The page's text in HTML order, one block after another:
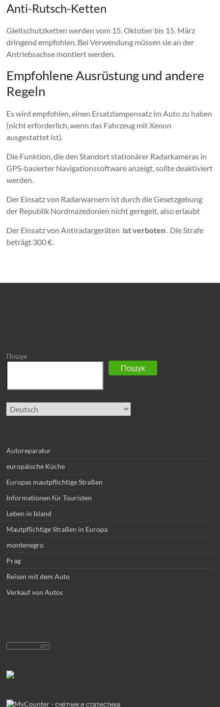
Anti-Rutsch-Ketten
Gleitschutzketten werden vom 15. Oktober bis 15. März
dringend empfohlen. Bei Verwendung müssen sie an der
Antriebsachse montiert werden.
Empfohlene Ausrüstung und andere
Regeln
Es wird empfohlen, einen Ersatzlampensatz im Auto zu haben
(nicht erforderlich, wenn das Fahrzeug mit Xenon
ausgestattet ist).
Die Funktion, die den Standort stationärer Radarkameras in
GPS-basierter Navigationssoftware anzeigt, sollte deaktiviert
werden.
Der Einsatz von Radarwarnern ist durch die Gesetzgebung
der Republik Nordmazedonien nicht geregelt, also erlaubt
Der Einsatz von Antiradargeräten ist verboten . Die Strafe
beträgt 300 €.
Пошук
Пошук
Sprache
auswählen
Autoreparatur
europäische Küche
Europas mautpflichtige Straßen
Informationen für Touristen
Leben in Island
Mautpflichtige Straßen in Europa
montenegro
Prag
Reisen mit dem Auto
Verkauf von Autos